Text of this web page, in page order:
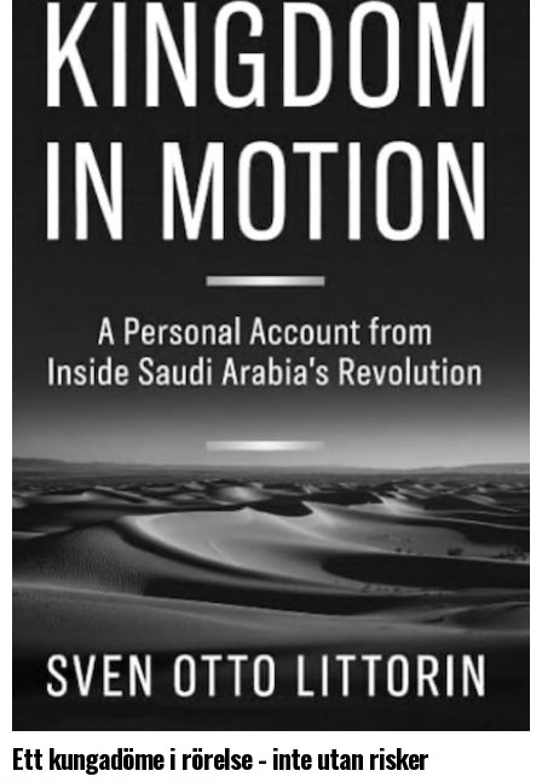
Ett kungadöme i rörelse - inte utan risker